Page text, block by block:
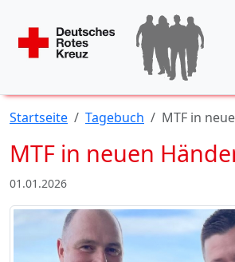
Startseite Tagebuch MTF in
MTF in neuen
01.01.2026